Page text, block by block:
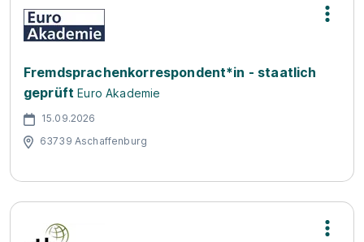
Fremdsprachenkorrespondent*in - staatlich
geprüft Euro Akademie
15.09.2026
63739 Aschaffenburg